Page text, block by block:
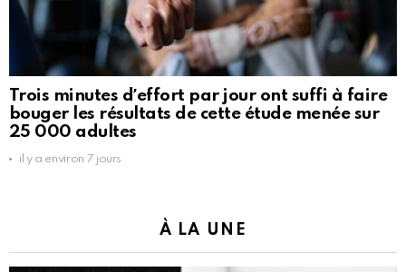
Trois minutes dʼeffort par jour ont suffi à faire
bouger les résultats de cette étude menée sur
25 000 adultes
il y a environ 7 jours
À LA UNE